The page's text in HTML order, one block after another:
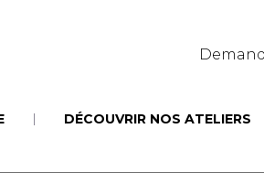
DÉCOUVRIR NOS ATELIERS